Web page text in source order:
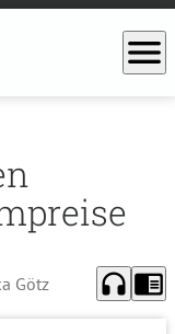
menu
Götz headphones chrome_reader_mode